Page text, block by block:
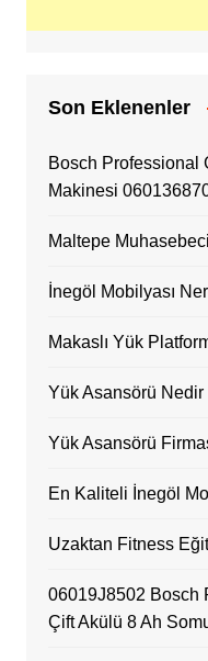
Son Eklenenler
Bosch Professional
Makinesi
Maltepe Muhasebeci
İnegöl Mobilyası
Makaslı Yük
Yük Asansörü Nedir
Yük Asansörü
En Kaliteli İnegöl
Uzaktan Fitness
06019J8502 Bosch
Çift Akülü 8 Ah